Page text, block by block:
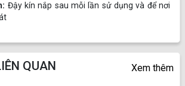
Đậy kín nắp sau mỗi lần sử dụng và để nơi
QUAN Xem thêm